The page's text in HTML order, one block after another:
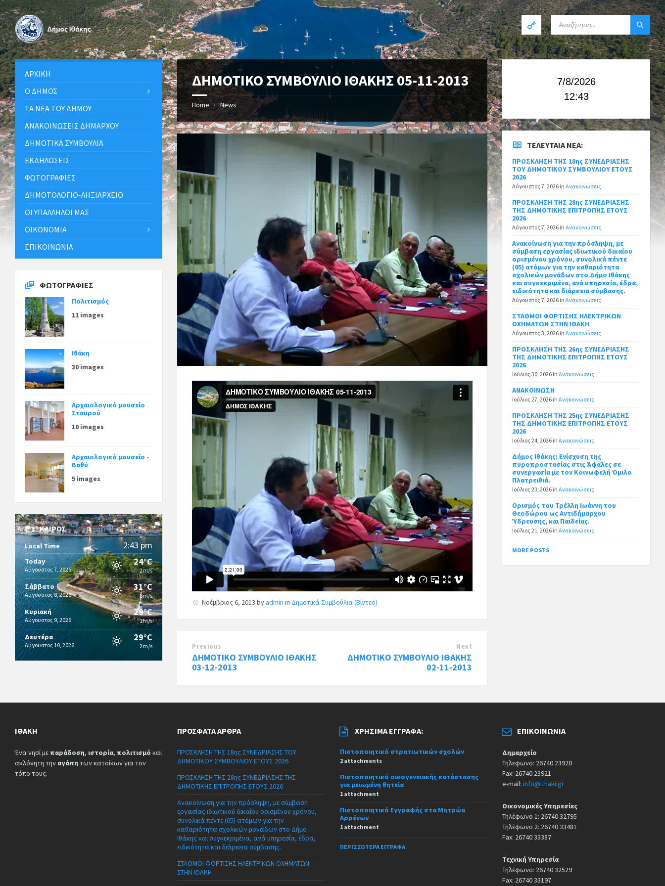
ΔΗΜΟΤΙΚΟ ΣΥΜΒΟΥΛΙΟ ΙΘΑΚΗΣ 05-11-2013
Home News
Νοέμβριος 6, 2013byadmin in Δημοτικά Συμβούλια (Βίντεο)
Previous
ΔΗΜΟΤΙΚΟ ΣΥΜΒΟΥΛΙΟ ΙΘΑΚΗΣ
03-12-2013
Next
ΔΗΜΟΤΙΚΟ ΣΥΜΒΟΥΛΙΟ ΙΘΑΚΗΣ
02-11-2013
ΑΡΧΙΚΉ
Ο ΔΉΜΟΣ
ΤΑ ΝΈΑ ΤΟΥ ΔΉΜΟΥ
ΑΝΑΚΟΙΝΩΣΕΙΣ ΔΗΜΑΡΧΟΥ
ΔΗΜΟΤΙΚΆ ΣΥΜΒΟΎΛΙΑ
ΕΚΔΗΛΏΣΕΙΣ
ΦΩΤΟΓΡΑΦΊΕΣ
ΔΗΜΟΤΟΛΌΓΙΟ-ΛΗΞΙΑΡΧΕΊΟ
ΟΙ ΥΠΆΛΛΗΛΟΙ ΜΑΣ
ΟΙΚΟΝΟΜΊΑ
ΕΠΙΚΟΙΝΩΝΊΑ
ΦΩΤΟΓΡΑΦΊΕΣ
Πολιτισμός
11 images
Ιθάκη
30 images
Αρχαιολογικό μουσείο
Σταυρού
10 images
Αρχαιολογικό μουσείο -
Βαθύ
5 images
ΚΑΙΡΌΣ
Local Time 2:43 pm
Today
Αύγουστος 7, 2026
24°C
2m/s
Σάββατο
Αύγουστος 8, 2026
31°C
5m/s
Κυριακή
Αύγουστος 9, 2026
29°C
1m/s
Δευτέρα
Αύγουστος 10, 2026
29°C
2m/s
7/8/2026
12:43
ΤΕΛΕΥΤΑΊΑ ΝΈΑ:
ΠΡΟΣΚΛΗΣΗ ΤΗΣ 18ης ΣΥΝΕΔΡΙΑΣΗΣ
ΤΟΥ ΔΗΜΟΤΙΚΟΥ ΣΥΜΒΟΥΛΙΟΥ ΕΤΟΥΣ
2026
Αύγουστος 7, 2026 inΑνακοινώσεις
ΠΡΟΣΚΛΗΣΗ ΤΗΣ 28ης ΣΥΝΕΔΡΙΑΣΗΣ
ΤΗΣ ΔΗΜΟΤΙΚΗΣ ΕΠΙΤΡΟΠΗΣ ΕΤΟΥΣ
2026
Αύγουστος 7, 2026 inΑνακοινώσεις
Ανακοίνωση για την πρόσληψη, με
σύμβαση εργασίας ιδιωτικού δικαίου
ορισμένου χρόνου, συνολικά πέντε
(05) ατόμων για την καθαριότητα
σχολικών μονάδων στο Δήμο Ιθάκης
και συγκεκριμένα, ανά υπηρεσία, έδρα,
ειδικότητα και διάρκεια σύμβασης.
Αύγουστος 7, 2026 inΑνακοινώσεις
ΣΤΑΘΜΟΙ ΦΟΡΤΙΣΗΣ ΗΛΕΚΤΡΙΚΩΝ
ΟΧΗΜΑΤΩΝ ΣΤΗΝ ΙΘΑΚΗ
Αύγουστος 3, 2026 inΑνακοινώσεις
ΠΡΟΣΚΛΗΣΗ ΤΗΣ 26ης ΣΥΝΕΔΡΙΑΣΗΣ
ΤΗΣ ΔΗΜΟΤΙΚΗΣ ΕΠΙΤΡΟΠΗΣ ΕΤΟΥΣ
2026
Ιούλιος 30, 2026 inΑνακοινώσεις
ΑΝΑΚΟΙΝΩΣΗ
Ιούλιος 27, 2026 inΑνακοινώσεις
ΠΡΟΣΚΛΗΣΗ ΤΗΣ 25ης ΣΥΝΕΔΡΙΑΣΗΣ
ΤΗΣ ΔΗΜΟΤΙΚΗΣ ΕΠΙΤΡΟΠΗΣ ΕΤΟΥΣ
2026
Ιούλιος 24, 2026 inΑνακοινώσεις
Δήμος Ιθάκης: Ενίσχυση της
πυροπροστασίας στις Άφαλες σε
συνεργασία με τον Κοινωφελή Όμιλο
Πλατρειθιά.
Ιούλιος 23, 2026 inΑνακοινώσεις
Ορισμός του Τρέλλη Ιωάννη του
Θεοδώρου ως Αντιδήμαρχου
Ύδρευσης, και Παιδείας.
Ιούλιος 21, 2026 inΑνακοινώσεις
MORE POSTS
ΙΘΆΚΗ
Ένα νησί με παράδοση, ιστορία, πολιτισμό και
ακλόνητη την αγάπη των κατοίκων για τον
τόπο τους.
ΠΡΌΣΦΑΤΑ ΆΡΘΡΑ
ΠΡΟΣΚΛΗΣΗ ΤΗΣ 18ης ΣΥΝΕΔΡΙΑΣΗΣ ΤΟΥ
ΔΗΜΟΤΙΚΟΥ ΣΥΜΒΟΥΛΙΟΥ ΕΤΟΥΣ 2026
ΠΡΟΣΚΛΗΣΗ ΤΗΣ 28ης ΣΥΝΕΔΡΙΑΣΗΣ ΤΗΣ
ΔΗΜΟΤΙΚΗΣ ΕΠΙΤΡΟΠΗΣ ΕΤΟΥΣ 2026
Ανακοίνωση για την πρόσληψη, με σύμβαση
εργασίας ιδιωτικού δικαίου ορισμένου χρόνου,
συνολικά πέντε (05) ατόμων για την
καθαριότητα σχολικών μονάδων στο Δήμο
Ιθάκης και συγκεκριμένα, ανά υπηρεσία, έδρα,
ειδικότητα και διάρκεια σύμβασης.
ΣΤΑΘΜΟΙ ΦΟΡΤΙΣΗΣ ΗΛΕΚΤΡΙΚΩΝ ΟΧΗΜΑΤΩΝ
ΣΤΗΝ ΙΘΑΚΗ
ΧΡΉΣΙΜΑ ΈΓΓΡΑΦΑ:
Πιστοποιητικό στρατιωτικών σχολών
2 attachments
Πιστοποιητικό οικογενειακής κατάστασης
για μειωμένη θητεία
1 attachment
Πιστοποιητικό Εγγραφής στα Μητρώα
Αρρένων
1 attachment
ΠΕΡΙΣΣΌΤΕΡΑ ΈΓΓΡΑΦΑ
ΕΠΙΚΟΙΝΩΝΊΑ
Δημαρχείο
Τηλεφωνο: 26740 23920
Fax: 26740 23921
e-mail:info@ithaki.gr
Οικονομικές Υπηρεσίες
Τηλέφωνο 1: 26740 32795
Τηλέφωνο 2: 26740 33481
Fax: 26740 33387
Τεχνική Υπηρεσία
Τηλέφωνο: 26740 32529
Fax: 26740 33197